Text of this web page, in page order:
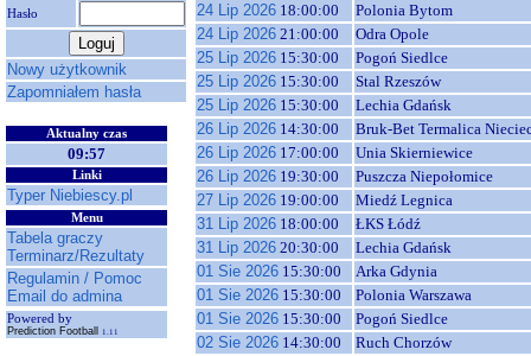
Hasło
Nowy użytkownik
Zapomniałem hasła
Aktualny czas
09:57
Linki
Typer Niebiescy.pl
Menu
Tabela graczy
Terminarz/Rezultaty
Regulamin / Pomoc
Email do admina
Powered by
Prediction Football 1.11
24 Lip 2026 18:00:00
Polonia Bytom
24 Lip 2026 21:00:00
Odra Opole
25 Lip 2026 15:30:00
Pogoń Siedlce
25 Lip 2026 15:30:00
Stal Rzeszów
25 Lip 2026 15:30:00
Lechia Gdańsk
26 Lip 2026 14:30:00
Bruk-Bet Termalica
26 Lip 2026 17:00:00
Unia Skierniewice
26 Lip 2026 19:30:00
Puszcza Niepołomice
27 Lip 2026 19:00:00
Miedź Legnica
31 Lip 2026 18:00:00
ŁKS Łódź
31 Lip 2026 20:30:00
Lechia Gdańsk
01 Sie 2026 15:30:00
Arka Gdynia
01 Sie 2026 15:30:00
Polonia Warszawa
01 Sie 2026 15:30:00
Pogoń Siedlce
02 Sie 2026 14:30:00
Ruch Chorzów